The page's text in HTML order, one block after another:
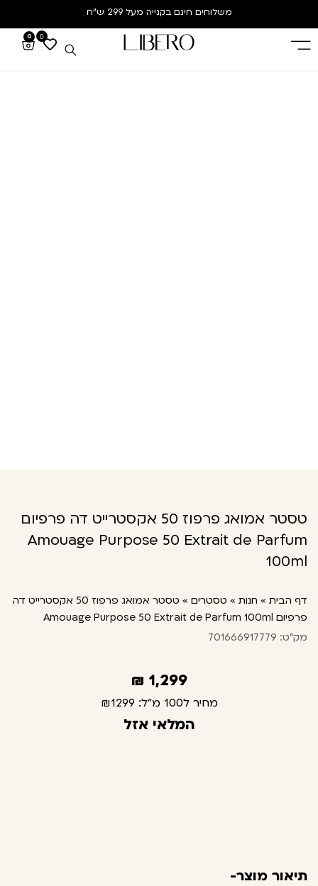
משלוחים חינם בקנייה מעל 299 ש”ח
0
0
טסטר אמואג פרפוז 50 אקסטרייט דה פרפיום
Amouage Purpose 50 Extrait de Parfum
100ml
דף הבית » חנות » טסטרים »
טסטר אמואג פרפוז 50 אקסטרייט דה
פרפיום Amouage Purpose 50 Extrait de Parfum 100ml
מק"ט: 701666917779
1,299
₪
מחיר ל100 מ"ל: ₪1299
המלאי אזל
תיאור מוצר-